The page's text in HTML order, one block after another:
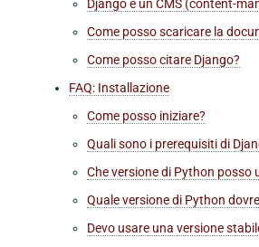
Django è un CMS (content-
Come posso scaricare la
Come posso citare Django?
FAQ: Installazione
Come posso iniziare?
Quali sono i prerequisiti di
Che versione di Python posso
Quale versione di Python
Devo usare una versione